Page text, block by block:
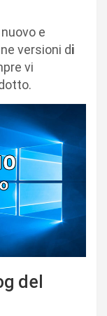
e
versioni di
vi
del